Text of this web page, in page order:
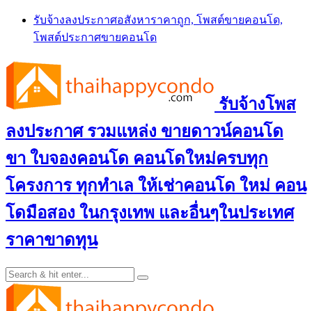
Skip
content
รับจ้างลงประกาศอสังหาราคาถูก, โพสต์ขายคอนโด,
โพสต์ประกาศขายคอนโด
รับจ้างโพส
ลงประกาศ รวมแหล่ง ขายดาวน์คอนโด
ขา ใบจองคอนโด คอนโดใหม่ครบทุก
โครงการ ทุกทำเล ให้เช่าคอนโด ใหม่ คอน
โดมือสอง ในกรุงเทพ และอื่นๆในประเทศ
ราคาขาดทุน